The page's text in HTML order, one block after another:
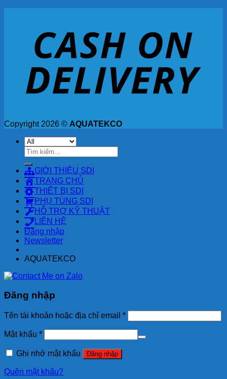
Copyright 2026 © AQUATEKCO
Tìm
kiếm:
GIỚI THIỆU SDI
TRANG CHỦ
THIẾT BỊ SDI
PHỤ TÙNG SDI
HỖ TRỢ KỸ THUẬT
LIÊN HỆ
Đăng nhập
Newsletter
AQUATEKCO
Đăng nhập
Tên tài khoản hoặc địa chỉ email *
Mật khẩu *
Ghi nhớ mật khẩu Đăng nhập
Quên mật khẩu?